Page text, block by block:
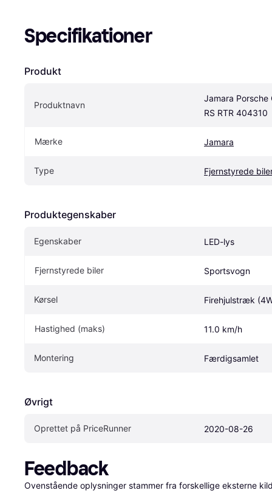
Specifikationer
Produkt
Produktnavn
Jamara Porsche
RS RTR 404310
Mærke Jamara
Type Fjernstyrede
Produktegenskaber
Egenskaber LED-lys
Fjernstyrede biler Sportsvogn
Kørsel Firehjulstræk
Hastighed (maks) 11.0 km/h
Montering Færdigsamlet
Øvrigt
Oprettet på PriceRunner 2020-08-26
Feedback
Ovenstående oplysninger stammer fra forskellige eksterne